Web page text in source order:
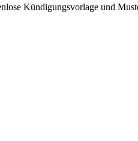
Kündigungsvorlage und